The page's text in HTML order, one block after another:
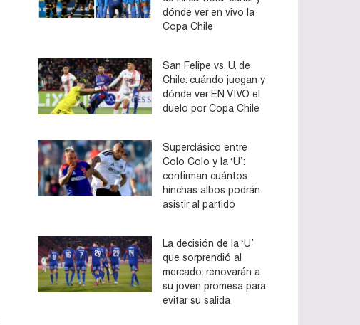
dónde ver en vivo la
Copa Chile
San Felipe vs. U. de
Chile: cuándo juegan y
dónde ver EN VIVO el
duelo por Copa Chile
Superclásico entre
Colo Colo y la ‘U’:
confirman cuántos
hinchas albos podrán
asistir al partido
La decisión de la ‘U’
que sorprendió al
mercado: renovarán a
su joven promesa para
evitar su salida